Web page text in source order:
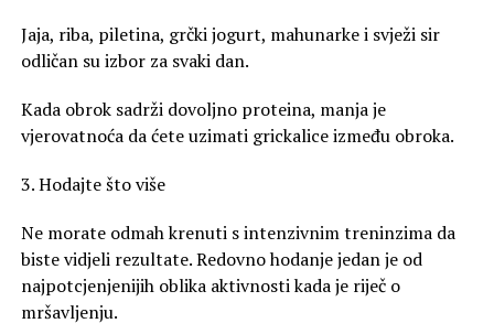
Jaja, riba, piletina, grčki jogurt, mahunarke i svježi sir
odličan su izbor za svaki dan.
Kada obrok sadrži dovoljno proteina, manja je
vjerovatnoća da ćete uzimati grickalice između obroka.
3. Hodajte što više
Ne morate odmah krenuti s intenzivnim treninzima da
biste vidjeli rezultate. Redovno hodanje jedan je od
najpotcjenjenijih oblika aktivnosti kada je riječ o
mršavljenju.